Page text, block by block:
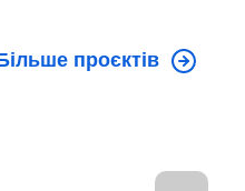
проєктів